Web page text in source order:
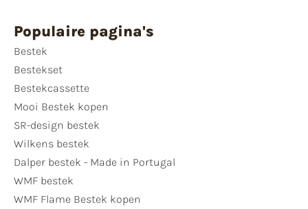
Populaire pagina's
Bestek
Bestekset
Bestekcassette
Mooi Bestek kopen
SR-design bestek
Wilkens bestek
Dalper bestek - Made in Portugal
WMF bestek
WMF Flame Bestek kopen